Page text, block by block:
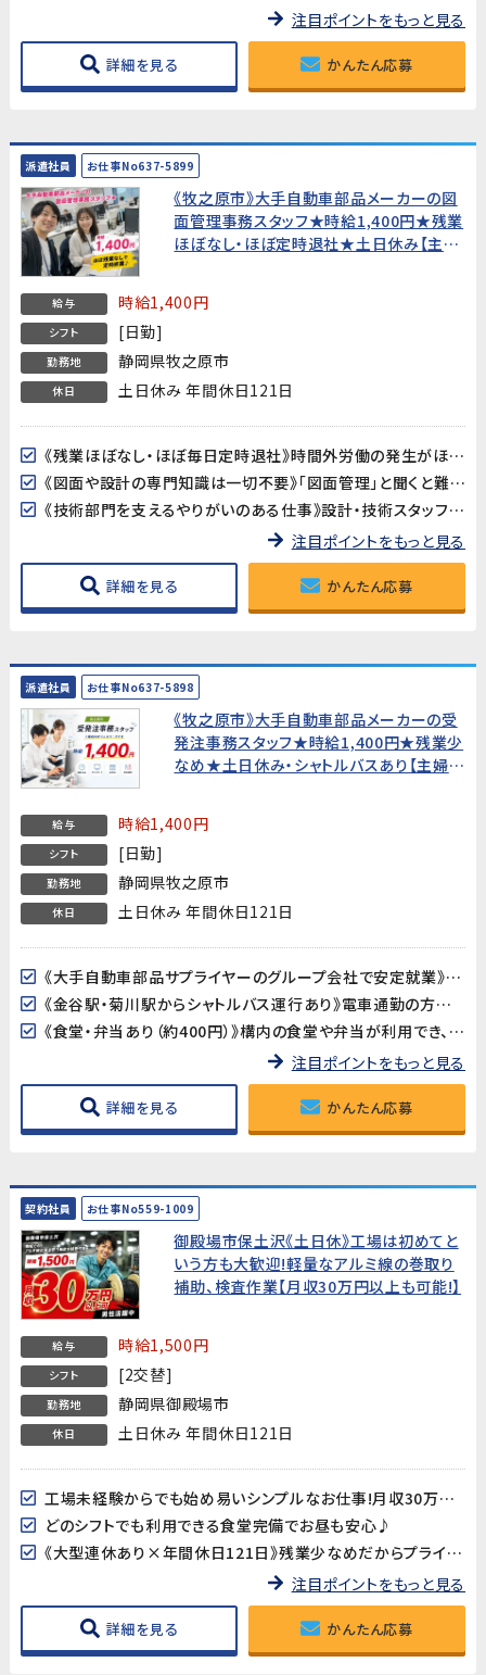
注目ポイントをもっと見る
詳細を見る かんたん応募
派遣社員 お仕事No637-5899
《牧之原市》大手自動車部品メーカーの図
面管理事務スタッフ★時給1,400円★残業
ほぼなし・ほぼ定時退社★土日休み【主婦
給与 時給1,400円
シフト [日勤]
勤務地 静岡県牧之原市
休日 土日休み 年間休日121日
《残業ほぼなし・ほぼ毎日定時退社》時間外労働の発生がほとんどない職場です。GW・夏季・年末年始の大型連休もしっかりあり、プライベートや家庭との両立を重視したい方に最適です。
《図面や設計の専門知識は一切不要》「図面管理」と聞くと難しそうに感じるかもしれませんが、専門知識や経験は不要です。Excelの基本操作とメール対応ができれば、未経験からスタートできます。
《技術部門を支えるやりがいのある仕事》設計・技術スタッフのサポート役として、図面の管理や資料作成を担当。ものづくりの現場を縁の下で支える充実感が得られるポジションです。
注目ポイントをもっと見る
詳細を見る かんたん応募
派遣社員 お仕事No637-5898
《牧之原市》大手自動車部品メーカーの受
発注事務スタッフ★時給1,400円★残業少
なめ★土日休み・シャトルバスあり【主婦歓
給与 時給1,400円
シフト [日勤]
勤務地 静岡県牧之原市
休日 土日休み 年間休日121日
《大手自動車部品サプライヤーのグループ会社で安定就業》国内外で活躍する大手自動車部品メーカーのグループ会社でのお仕事です。長年の安定した経営基盤のもと、腰を据えて働ける環境です。
《金谷駅・菊川駅からシャトルバス運行あり》電車通勤の方にも便利なシャトルバスが運行しています。マイカー・バイク・自転車通勤も可能で、通勤手段が選べます。
《食堂・弁当あり（約400円）》構内の食堂や弁当が利用でき、昼食の準備が不要です。診療所も完備されており、福利厚生が充実しています。
注目ポイントをもっと見る
詳細を見る かんたん応募
契約社員 お仕事No559-1009
御殿場市保土沢《土日休》工場は初めてと
いう方も大歓迎!軽量なアルミ線の巻取り
補助、検査作業【月収30万円以上も可能!】
給与 時給1,500円
シフト [2交替]
勤務地 静岡県御殿場市
休日 土日休み 年間休日121日
工場未経験からでも始め易いシンプルなお仕事!月収30万円以上も目指せます
どのシフトでも利用できる食堂完備でお昼も安心♪
《大型連休あり×年間休日121日》残業少なめだからプライベートも◎
注目ポイントをもっと見る
詳細を見る かんたん応募